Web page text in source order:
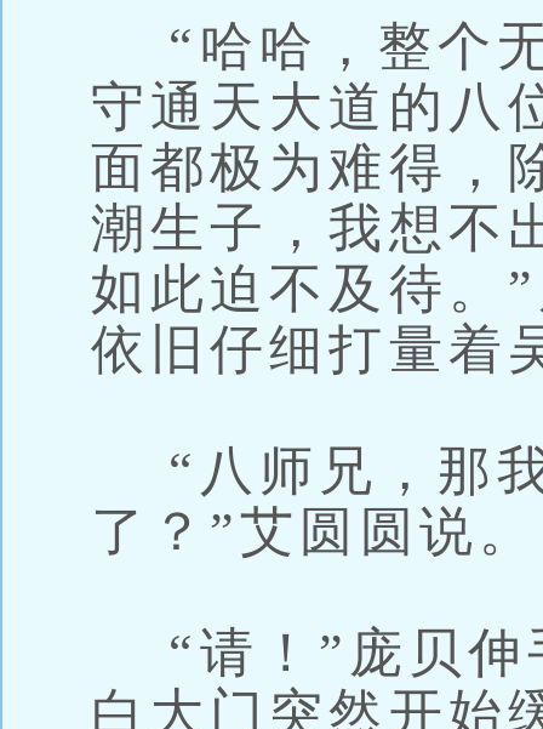
“哈哈，整个
守通天大道的八
面都极为难得，
潮生子，我想不
如此迫不及待。
依旧仔细打量着
“八师兄，那
了？”艾圆圆说。
“请！”庞贝伸
白大门突然开始